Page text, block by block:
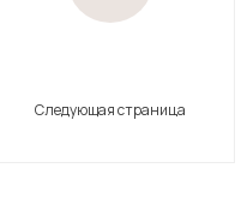
Следующая страница